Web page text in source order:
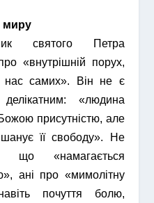
миру
святого Петра
«внутрішній порух,
нас самих». Він не є
«людина
присутністю, але
її свободу». Не
«намагається
ані про «мимолітну
почуття болю,